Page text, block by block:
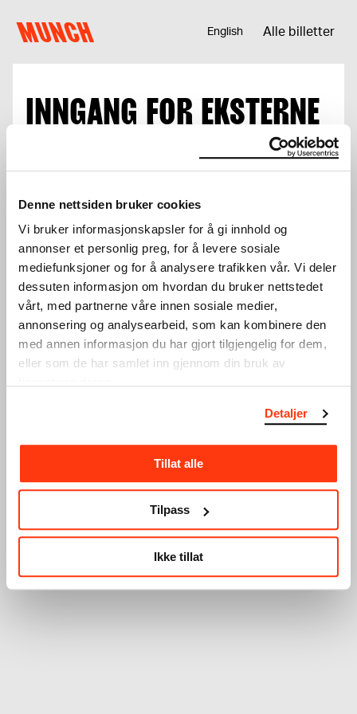
Denne nettsiden bruker cookies
Vi bruker informasjonskapsler for å gi innhold og
annonser et personlig preg, for å levere sosiale
mediefunksjoner og for å analysere trafikken vår. Vi deler
dessuten informasjon om hvordan du bruker nettstedet
vårt, med partnerne våre innen sosiale medier,
annonsering og analysearbeid, som kan kombinere den
med annen informasjon du har gjort tilgjengelig for dem,
eller som de har samlet inn gjennom din bruk av
Detaljer
Tillat alle
Tilpass
Ikke tillat
MUNCH English Alle billetter
INNGANG FOR EKSTERNE
med ekstern guide i perioden 15. juni t.o.m.
15. september.
Museet har dessverre ikke mulighet til å ta
imot grupper på mer enn 30 pers i denne
perioden.
Totalt 0 kr